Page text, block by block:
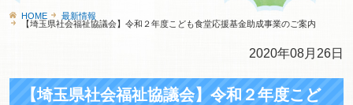
HOME
最新情報
【埼玉県社会福祉協議会】令和２年度こども食堂応援基金助成事業のご案内
2020年08月26日
【埼玉県社会福祉協議会】令和２年度こど